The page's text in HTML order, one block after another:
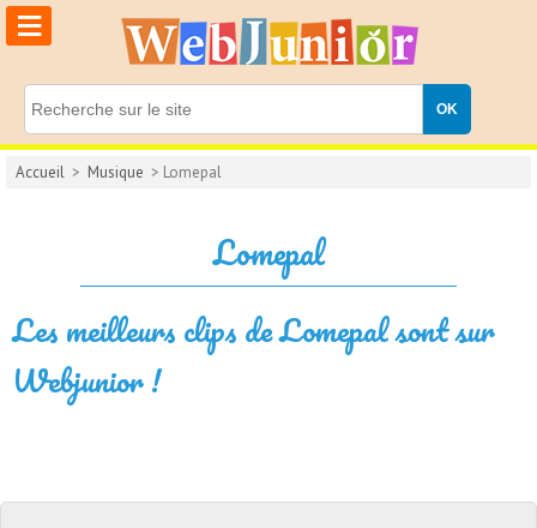
≡
Accueil > Musique > Lomepal
Lomepal
Les meilleurs clips de Lomepal sont sur
Webjunior !